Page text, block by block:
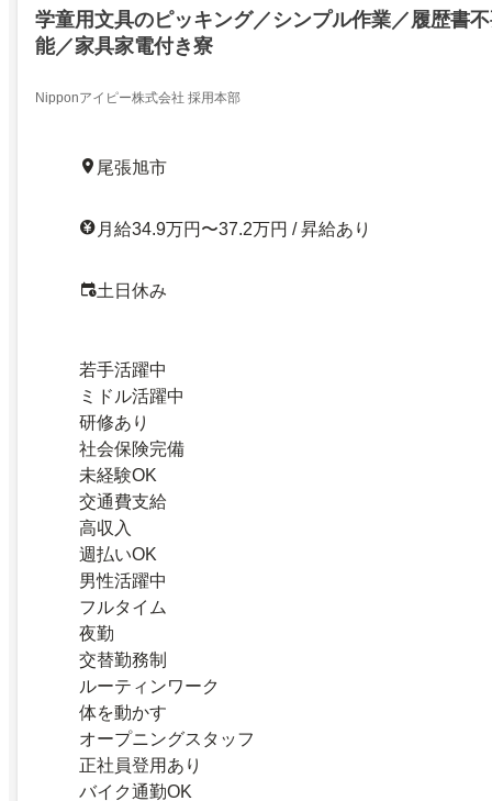
学童用文具のピッキング／シンプル作業／履歴書
能／家具家電付き寮
Nipponアイピー株式会社 採用本部
尾張旭市
月給34.9万円〜37.2万円 / 昇給あり
土日休み
若手活躍中
ミドル活躍中
研修あり
社会保険完備
未経験OK
交通費支給
高収入
週払いOK
男性活躍中
フルタイム
夜勤
交替勤務制
ルーティンワーク
体を動かす
オープニングスタッフ
正社員登用あり
バイク通勤OK